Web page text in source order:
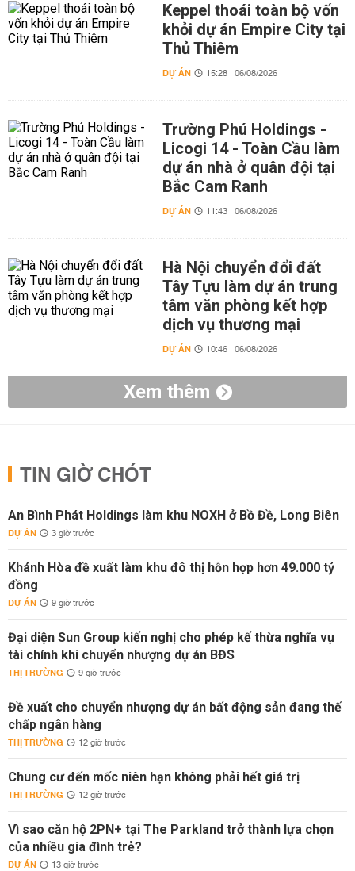
Keppel thoái toàn bộ vốn
khỏi dự án Empire City tại
Thủ Thiêm
DỰ ÁN 15:28 | 06/08/2026
Trường Phú Holdings -
Licogi 14 - Toàn Cầu làm
dự án nhà ở quân đội tại
Bắc Cam Ranh
DỰ ÁN 11:43 | 06/08/2026
Hà Nội chuyển đổi đất
Tây Tựu làm dự án trung
tâm văn phòng kết hợp
dịch vụ thương mại
DỰ ÁN 10:46 | 06/08/2026
Xem thêm
TIN GIỜ CHÓT
An Bình Phát Holdings làm khu NOXH ở Bồ Đề, Long Biên
DỰ ÁN 3 giờ trước
Khánh Hòa đề xuất làm khu đô thị hỗn hợp hơn 49.000 tỷ
đồng
DỰ ÁN 9 giờ trước
Đại diện Sun Group kiến nghị cho phép kế thừa nghĩa vụ
tài chính khi chuyển nhượng dự án BĐS
THỊ TRƯỜNG 9 giờ trước
Đề xuất cho chuyển nhượng dự án bất động sản đang thế
chấp ngân hàng
THỊ TRƯỜNG 12 giờ trước
Chung cư đến mốc niên hạn không phải hết giá trị
THỊ TRƯỜNG 12 giờ trước
Vì sao căn hộ 2PN+ tại The Parkland trở thành lựa chọn
của nhiều gia đình trẻ?
DỰ ÁN 13 giờ trước